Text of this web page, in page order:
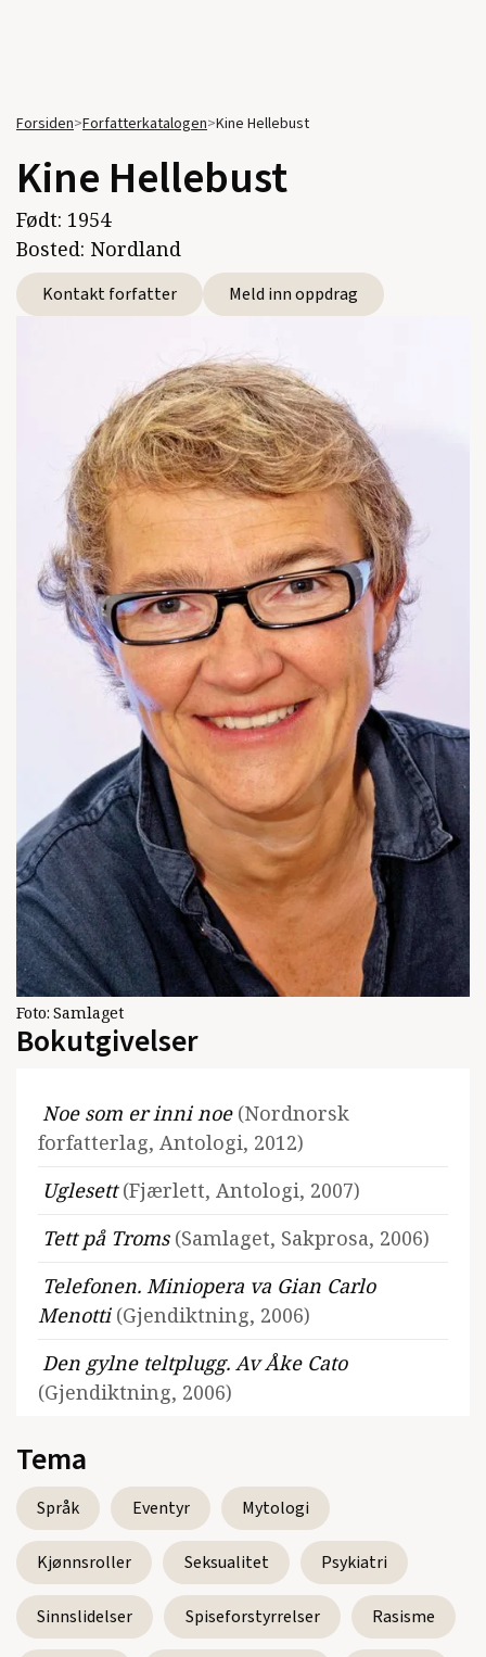
Forsiden>Forfatterkatalogen>Kine Hellebust
Kine Hellebust
Født: 1954
Bosted: Nordland
Kontakt forfatter Meld inn oppdrag
Foto: Samlaget
Bokutgivelser
Noe som er inni noe (Nordnorsk
forfatterlag, Antologi, 2012)
Uglesett(Fjærlett, Antologi, 2007)
Tett på Troms (Samlaget, Sakprosa, 2006)
Telefonen. Miniopera va Gian Carlo
Menotti (Gjendiktning, 2006)
Den gylne teltplugg. Av Åke Cato
(Gjendiktning, 2006)
HJØRNESTEIN & porselen(Dramatikk,
2004)
Kjervikmordet (Dramatikk, 2003)
Ho Anne og den forsvunne nøkkelen.
(Orkana forlag, Barnebok, 1998)
Tema
Språk Eventyr Mytologi
Kjønnsroller Seksualitet Psykiatri
Sinnslidelser Spiseforstyrrelser Rasisme